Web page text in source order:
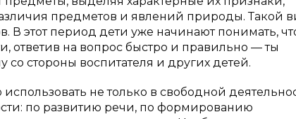
предметов и явлений природы. Такой
этот период дети уже начинают понимать,
ответив на вопрос быстро и правильно — ты
стороны воспитателя и других детей.
не только в свободной
по развитию речи, по формированию